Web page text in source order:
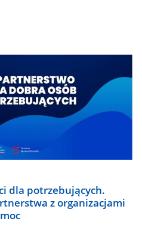
dla potrzebujących.
z organizacjami